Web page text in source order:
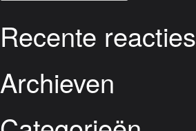
Recente reacties
Archieven